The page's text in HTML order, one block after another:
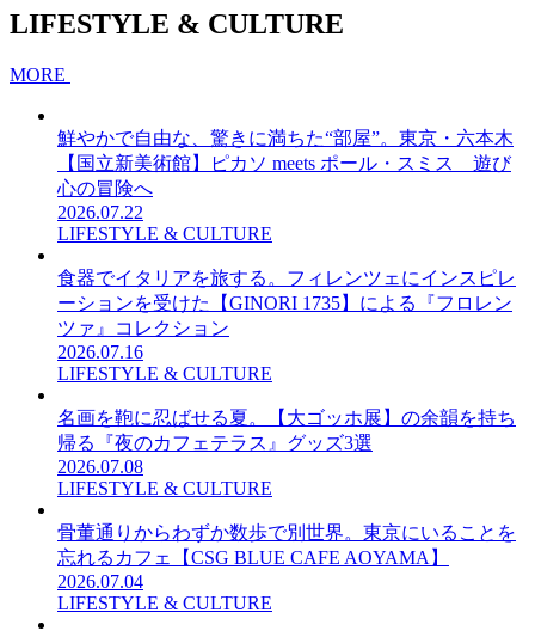
LIFESTYLE & CULTURE
MORE
鮮やかで自由な、驚きに満ちた“部屋”。東京・六本木
【国立新美術館】ピカソ meets ポール・スミス 遊び
心の冒険へ
2026.07.22
LIFESTYLE & CULTURE
食器でイタリアを旅する。フィレンツェにインスピレ
ーションを受けた【GINORI 1735】による『フロレン
ツァ』コレクション
2026.07.16
LIFESTYLE & CULTURE
名画を鞄に忍ばせる夏。【大ゴッホ展】の余韻を持ち
帰る『夜のカフェテラス』グッズ3選
2026.07.08
LIFESTYLE & CULTURE
骨董通りからわずか数歩で別世界。東京にいることを
忘れるカフェ【CSG BLUE CAFE AOYAMA】
2026.07.04
LIFESTYLE & CULTURE